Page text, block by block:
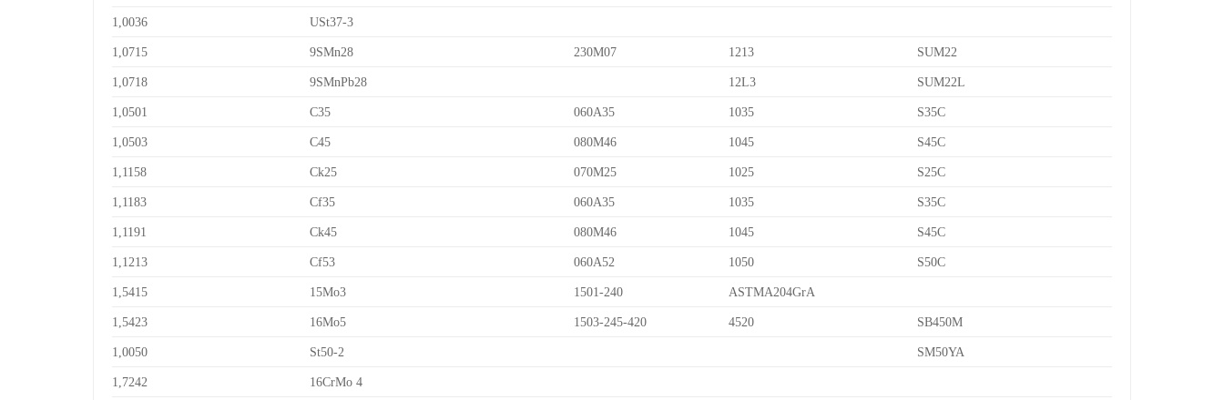
1,0036 USt37-3
1,0715 9SMn28 230M07 1213 SUM22
1,0718 9SMnPb28 12L3 SUM22L
1,0501 C35 060A35 1035 S35C
1,0503 C45 080M46 1045 S45C
1,1158 Ck25 070M25 1025 S25C
1,1183 Cf35 060A35 1035 S35C
1,1191 Ck45 080M46 1045 S45C
1,1213 Cf53 060A52 1050 S50C
1,5415 15Mo3 1501-240 ASTMA204GrA
1,5423 16Mo5 1503-245-420 4520 SB450M
1,0050 St50-2 SM50YA
1,7242 16CrMo 4